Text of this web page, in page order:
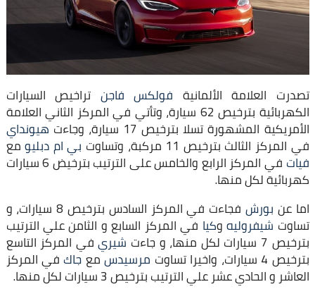
تصدرت العلامة الألمانية فولكس فاجن تراخيص السيارات
الكهربائية بترخيص 62 سيارة، وتأتي في المركز الثاني العلامة
الأمريكية المشهورة تسلا بترخيص 17 سيارة، وجاءت هيونداي
في المركز الثالث بترخيص 11 مركبة، وتساوت بي ام دبليومع
فيات في المركز الرابع والخامس على الترتيب بترخيض 6 سيارات
كهربائية لكل منها.
اما عن بورش فجاءت في المركز السادس بترخيص 8 سيارات، و
تساوت شيفروليهوكيا في المركز السابع و الثامن علي الترتيب
بترخيص 7 سيارات لكل منها، و جاءت شيريفي المركز التاسع
بترخيص 4 سيارات، واخيرا تساوت مرسيدسمعجاكفي المركز
العاشر و الحادي عشر علي الترتيب بترخيص 3 سيارات لكل منها.